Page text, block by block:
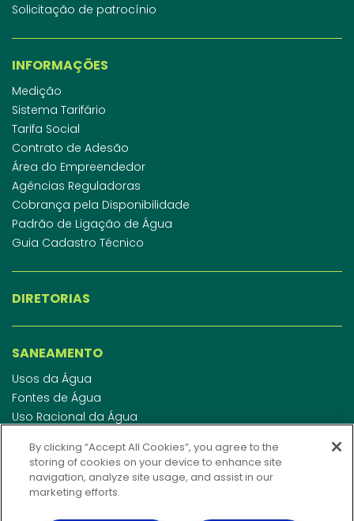
Solicitação de patrocínio
INFORMAÇÕES
Medição
Sistema Tarifário
Tarifa Social
Contrato de Adesão
Área do Empreendedor
Agências Reguladoras
Cobrança pela Disponibilidade
Padrão de Ligação de Água
Guia Cadastro Técnico
DIRETORIAS
SANEAMENTO
Usos da Água
Fontes de Água
Uso Racional da Água
Esgotamento Sanitário
Regulamento de Água e Esgoto
Indicadores de qualidade da água
By clicking “Accept All Cookies”, you agree to the
storing of cookies on your device to enhance site
navigation, analyze site usage, and assist in our
marketing efforts.